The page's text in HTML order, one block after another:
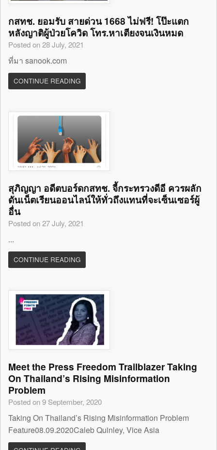
กสทช. ยอมรับ สายด่วน 1668 ไม่ฟรี! โป๊ะแตก
หลังญาติผู้ป่วยโควิด โทร.หาเตียงจนเงินหมด
Posted on 28 July, 2021
ที่มา sanook.com
CONTINUE READING
สุภิญญา อดีตบอร์ดกสทช. จี้กระทรวงดีอี ควรผลัก
ดันเน็ตเรียนออนไลน์ให้ทั่วถึงแทนที่จะเซ็นเซอร์ผู้
อื่น
Posted on 27 July, 2021
...
CONTINUE READING
Meet the Press Freedom Trailblazer Taking
On Thailand’s Rising Misinformation
Problem
Posted on 9 September, 2020
Taking On Thailand’s Rising Misinformation Problem
Feature08.09.2020Caleb Quinley, Vice Asia